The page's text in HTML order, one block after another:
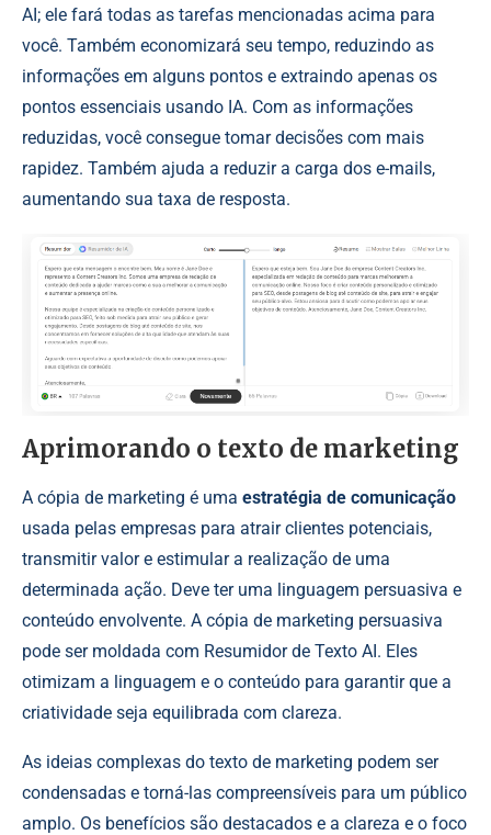
AI; ele fará todas as tarefas mencionadas acima para
você. Também economizará seu tempo, reduzindo as
informações em alguns pontos e extraindo apenas os
pontos essenciais usando IA. Com as informações
reduzidas, você consegue tomar decisões com mais
rapidez. Também ajuda a reduzir a carga dos e-mails,
aumentando sua taxa de resposta.
Aprimorando o texto de marketing
A cópia de marketing é uma estratégia de comunicação
usada pelas empresas para atrair clientes potenciais,
transmitir valor e estimular a realização de uma
determinada ação. Deve ter uma linguagem persuasiva e
conteúdo envolvente. A cópia de marketing persuasiva
pode ser moldada com Resumidor de Texto AI. Eles
otimizam a linguagem e o conteúdo para garantir que a
criatividade seja equilibrada com clareza.
As ideias complexas do texto de marketing podem ser
condensadas e torná-las compreensíveis para um público
amplo. Os benefícios são destacados e a clareza e o foco